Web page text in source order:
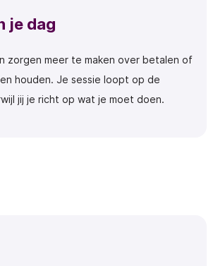
je dag
zorgen meer te maken over betalen of
houden. Je sessie loopt op de
jij je richt op wat je moet doen.